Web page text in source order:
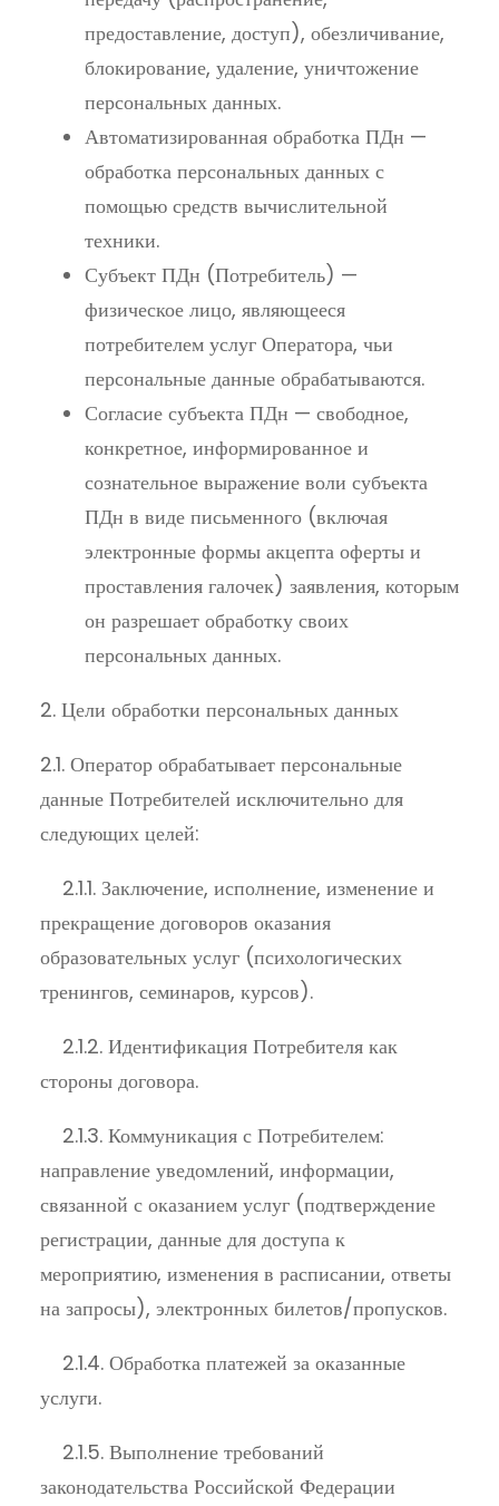
предоставление, доступ), обезличивание,
блокирование, удаление, уничтожение
персональных данных.
Автоматизированная обработка ПДн —
обработка персональных данных с
помощью средств вычислительной
техники.
Субъект ПДн (Потребитель) —
физическое лицо, являющееся
потребителем услуг Оператора, чьи
персональные данные обрабатываются.
Согласие субъекта ПДн — свободное,
конкретное, информированное и
сознательное выражение воли субъекта
ПДн в виде письменного (включая
электронные формы акцепта оферты и
проставления галочек) заявления, которым
он разрешает обработку своих
персональных данных.
2. Цели обработки персональных данных
2.1. Оператор обрабатывает персональные
данные Потребителей исключительно для
следующих целей:
2.1.1. Заключение, исполнение, изменение и
прекращение договоров оказания
образовательных услуг (психологических
тренингов, семинаров, курсов).
2.1.2. Идентификация Потребителя как
стороны договора.
2.1.3. Коммуникация с Потребителем:
направление уведомлений, информации,
связанной с оказанием услуг (подтверждение
регистрации, данные для доступа к
мероприятию, изменения в расписании, ответы
на запросы), электронных билетов/пропусков.
2.1.4. Обработка платежей за оказанные
услуги.
2.1.5. Выполнение требований
законодательства Российской Федерации